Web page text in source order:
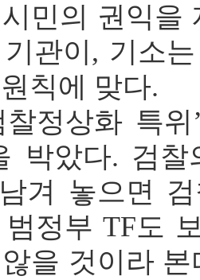
민의 권익을
관이, 기소
칙에 맞다.
찰정상화 특
박았다. 검찰
겨 놓으면
정부 TF도
을 것이라